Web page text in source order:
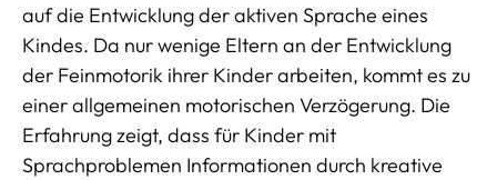
auf die Entwicklung der aktiven Sprache eines
Kindes. Da nur wenige Eltern an der Entwicklung
der Feinmotorik ihrer Kinder arbeiten, kommt es zu
einer allgemeinen motorischen Verzögerung. Die
Erfahrung zeigt, dass für Kinder mit
Sprachproblemen Informationen durch kreative